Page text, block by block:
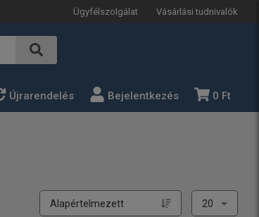
Ügyfélszolgálat Vásárlási tudnivalók
Újrarendelés Bejelentkezés 0 Ft